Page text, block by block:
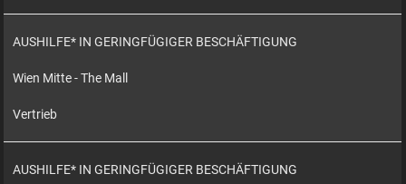
AUSHILFE* IN GERINGFÜGIGER BESCHÄFTIGUNG
Wien Mitte - The Mall
Vertrieb
AUSHILFE* IN GERINGFÜGIGER BESCHÄFTIGUNG